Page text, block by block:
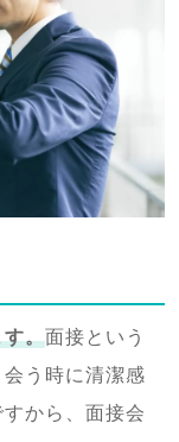
す。面接という
う時に清潔感
から、面接会